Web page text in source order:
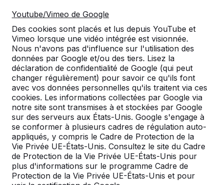
Youtube/Vimeo de Google
Des cookies sont placés et lus depuis YouTube et
Vimeo lorsque une vidéo intégrée est visionnée.
Nous n'avons pas d'influence sur l'utilisation des
données par Google et/ou des tiers. Lisez la
déclaration de confidentialité de Google (qui peut
changer régulièrement) pour savoir ce qu'ils font
avec vos données personnelles qu'ils traitent via ces
cookies. Les informations collectées par Google via
notre site sont transmises à et stockées par Google
sur des serveurs aux États-Unis. Google s'engage à
se conformer à plusieurs cadres de régulation auto-
appliqués, y compris le Cadre de Protection de la
Vie Privée UE-États-Unis. Consultez le site du Cadre
de Protection de la Vie Privée UE-États-Unis pour
plus d'informations sur le programme Cadre de
Protection de la Vie Privée UE-États-Unis et pour
Livraison et mise en place gratuites en
Luxemburg.
Livré dans un délai de 4 semaines ouvrables.
Comment se fait la livraison ?Voir la vidéo
Des possibilités coulées dans le
béton
Dans la belle et calme couleur de béton naturel,
nous avons conçu une table multi-jeux qui inclut pas
moins de trois jeux de société. Les plateaux de jeu en